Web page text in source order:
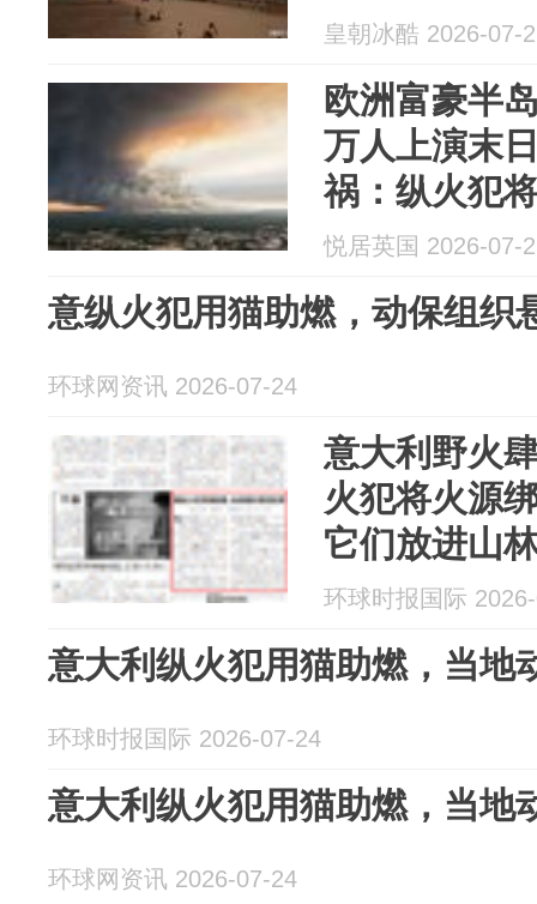
皇朝冰酷 2026-07-
欧洲富豪半
万人上演末
祸：纵火犯
条绑在流浪
悦居英国 2026-07-
意纵火犯用猫助燃，动保组织
环球网资讯 2026-07-24
意大利野火
火犯将火源
它们放进山
拿
环球时报国际
意大利纵火犯用猫助燃，当地
环球时报国际 2026-07-24
意大利纵火犯用猫助燃，当地
环球网资讯 2026-07-24